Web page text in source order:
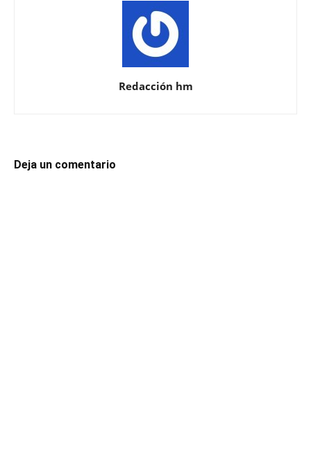
Redacción hm
Deja un comentario